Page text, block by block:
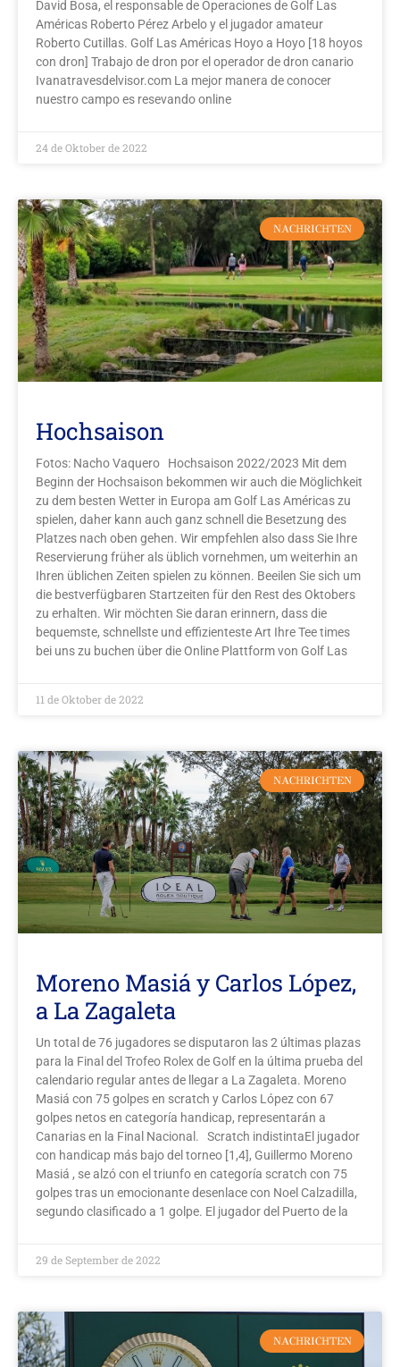
David Bosa, el responsable de Operaciones de Golf Las
Américas Roberto Pérez Arbelo y el jugador amateur
Roberto Cutillas. Golf Las Américas Hoyo a Hoyo [18 hoyos
con dron] Trabajo de dron por el operador de dron canario
Ivanatravesdelvisor.com La mejor manera de conocer
nuestro campo es resevando online
24 de Oktober de 2022
NACHRICHTEN
Hochsaison
Fotos: Nacho Vaquero Hochsaison 2022/2023 Mit dem
Beginn der Hochsaison bekommen wir auch die Möglichkeit
zu dem besten Wetter in Europa am Golf Las Américas zu
spielen, daher kann auch ganz schnell die Besetzung des
Platzes nach oben gehen. Wir empfehlen also dass Sie Ihre
Reservierung früher als üblich vornehmen, um weiterhin an
Ihren üblichen Zeiten spielen zu können. Beeilen Sie sich um
die bestverfügbaren Startzeiten für den Rest des Oktobers
zu erhalten. Wir möchten Sie daran erinnern, dass die
bequemste, schnellste und effizienteste Art Ihre Tee times
bei uns zu buchen über die Online Plattform von Golf Las
11 de Oktober de 2022
NACHRICHTEN
Moreno Masiá y Carlos López,
a La Zagaleta
Un total de 76 jugadores se disputaron las 2 últimas plazas
para la Final del Trofeo Rolex de Golf en la última prueba del
calendario regular antes de llegar a La Zagaleta. Moreno
Masiá con 75 golpes en scratch y Carlos López con 67
golpes netos en categoría handicap, representarán a
Canarias en la Final Nacional. Scratch indistintaEl jugador
con handicap más bajo del torneo [1,4], Guillermo Moreno
Masiá , se alzó con el triunfo en categoría scratch con 75
golpes tras un emocionante desenlace con Noel Calzadilla,
segundo clasificado a 1 golpe. El jugador del Puerto de la
29 de September de 2022
NACHRICHTEN